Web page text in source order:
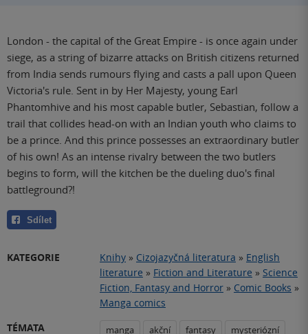
London - the capital of the Great Empire - is once again under
siege, as a string of bizarre attacks on British citizens returned
from India sends rumours flying and casts a pall upon Queen
Victoria's rule. Sent in by Her Majesty, young Earl
Phantomhive and his most capable butler, Sebastian, follow a
trail that collides head-on with an Indian youth who claims to
be a prince. And this prince possesses an extraordinary butler
of his own! As an intense rivalry between the two butlers
begins to form, will the kitchen be the dueling duo's final
battleground?!
Sdílet
KATEGORIE Knihy » Cizojazyčná literatura » English
literature » Fiction and Literature » Science
Fiction, Fantasy and Horror » Comic Books »
Manga comics
TÉMATA
manga akční fantasy
mysteriózní